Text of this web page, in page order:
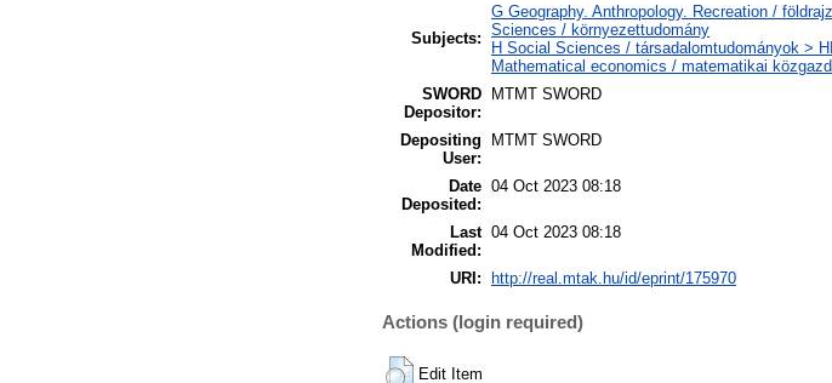
Subjects:
G Geography. Anthropology. Recreation /
Sciences / környezettudomány
H Social Sciences / társadalomtudományok >
Mathematical economics / matematikai
SWORD
Depositor:
MTMT SWORD
Depositing
User:
MTMT SWORD
Date
Deposited:
04 Oct 2023 08:18
Last
Modified:
04 Oct 2023 08:18
URI: http://real.mtak.hu/id/eprint/175970
Actions (login required)
Edit Item